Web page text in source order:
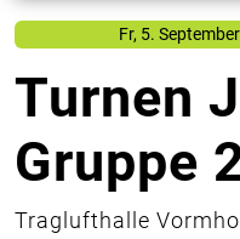
Fr, 5. September
Turnen
Gruppe
Traglufthalle